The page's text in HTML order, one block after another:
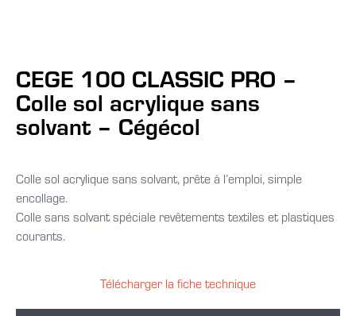
CEGE 100 CLASSIC PRO –
Colle sol acrylique sans
solvant – Cégécol
Colle sol acrylique sans solvant, prête à l’emploi, simple
encollage.
Colle sans solvant spéciale revêtements textiles et plastiques
courants.
Télécharger la fiche technique